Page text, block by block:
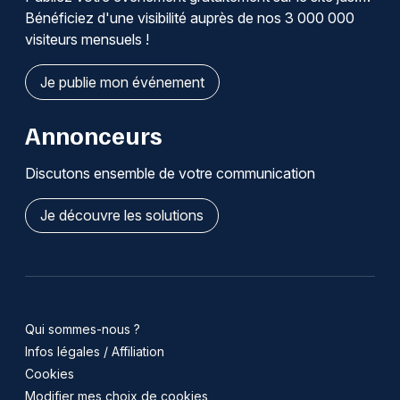
Bénéficiez d'une visibilité auprès de nos 3 000 000
visiteurs mensuels !
Je publie mon événement
Annonceurs
Discutons ensemble de votre communication
Je découvre les solutions
Qui sommes-nous ?
Infos légales / Affiliation
Cookies
Modifier mes choix de cookies